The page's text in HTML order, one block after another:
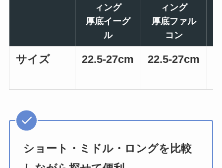
ィング
厚底イーグ
ル
ィング
厚底ファル
コン
サイズ 22.5-27cm 22.5-27cm
ショート・ミドル・ロングを比較